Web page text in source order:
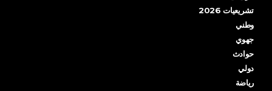
تشريعيات 2026
وطني
جهوي
حوادث
دولي
رياضة